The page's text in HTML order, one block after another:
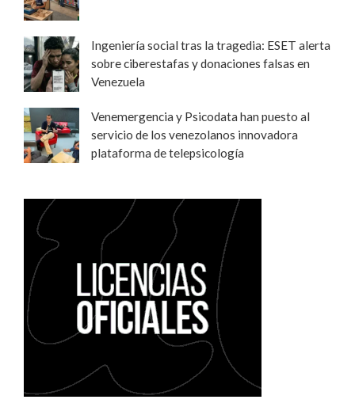
Ingeniería social tras la tragedia: ESET alerta
sobre ciberestafas y donaciones falsas en
Venezuela
Venemergencia y Psicodata han puesto al
servicio de los venezolanos innovadora
plataforma de telepsicología